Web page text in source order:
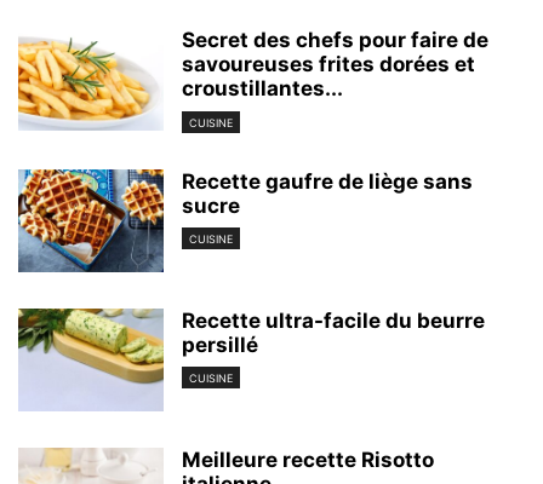
Secret des chefs pour faire de
savoureuses frites dorées et
croustillantes...
CUISINE
Recette gaufre de liège sans
sucre
CUISINE
Recette ultra-facile du beurre
persillé
CUISINE
Meilleure recette Risotto